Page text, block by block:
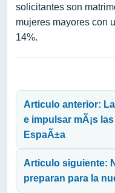
solicitantes son
mujeres mayores con
14%.
Articulo anterior:
e impulsar mÃ¡s
EspaÃ±a
Articulo siguiente:
preparan para la